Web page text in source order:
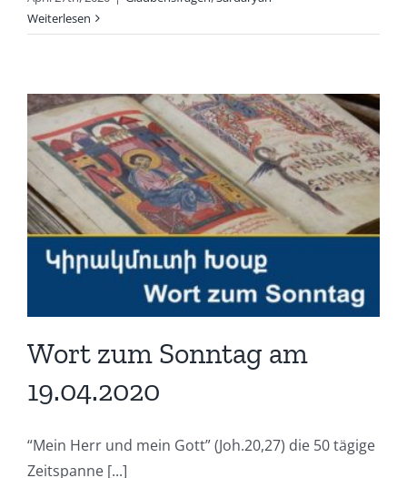
Weiterlesen
Wort zum Sonntag am
19.04.2020
“Mein Herr und mein Gott” (Joh.20,27) die 50 tägige
Zeitspanne [...]